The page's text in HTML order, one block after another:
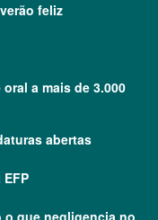
feliz
a mais de 3.000
abertas